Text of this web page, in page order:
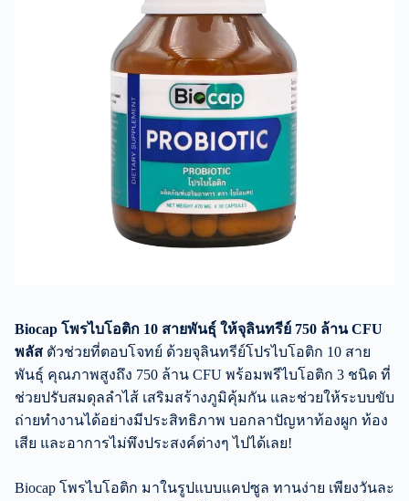
Biocap โพรไบโอติก 10 สายพันธุ์ ให้จุลินทรีย์ 750 ล้าน CFU
พลัส ตัวช่วยที่ตอบโจทย์ ด้วยจุลินทรีย์โปรไบโอติก 10 สาย
พันธุ์ คุณภาพสูงถึง 750 ล้าน CFU พร้อมพรีไบโอติก 3 ชนิด ที่
ช่วยปรับสมดุลลำไส้ เสริมสร้างภูมิคุ้มกัน และช่วยให้ระบบขับ
ถ่ายทำงานได้อย่างมีประสิทธิภาพ บอกลาปัญหาท้องผูก ท้อง
เสีย และอาการไม่พึงประสงค์ต่างๆ ไปได้เลย!
Biocap โพรไบโอติก มาในรูปแบบแคปซูล ทานง่าย เพียงวันละ